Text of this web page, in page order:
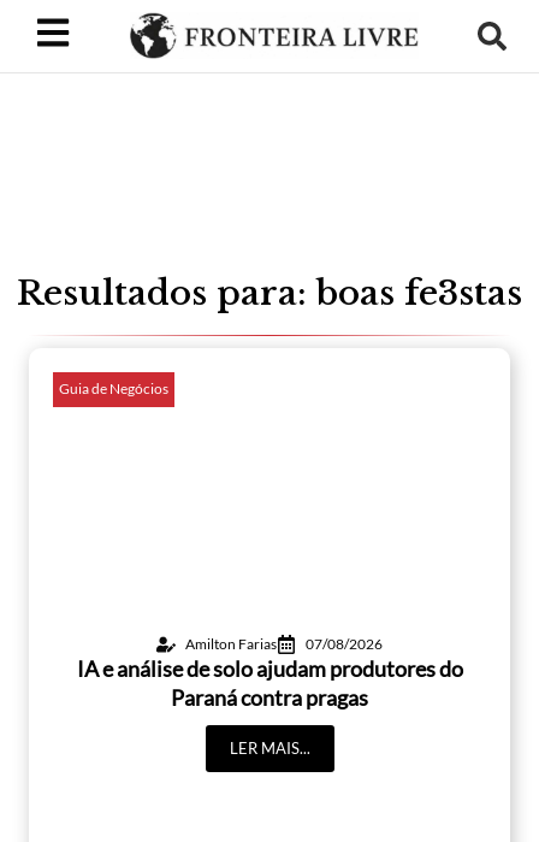
Resultados para: boas fe3stas
Guia de Negócios
Amilton Farias 07/08/2026
IA e análise de solo ajudam produtores do
Paraná contra pragas
LER MAIS...